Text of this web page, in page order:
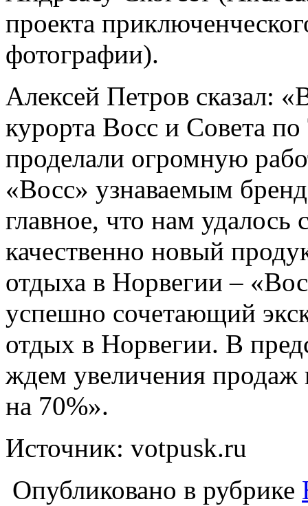
проекта
фотографии).
Алексей Петров сказал:
курорта Восс и Совета
проделали огромную
«Восс» узнаваемым
главное, что нам удалось
качественно новый
отдыха в Норвегии –
успешно сочетающий
отдых в Норвегии. В
ждем увеличения
на 70%».
Источник: votpusk.ru
Опубликовано в рубрике